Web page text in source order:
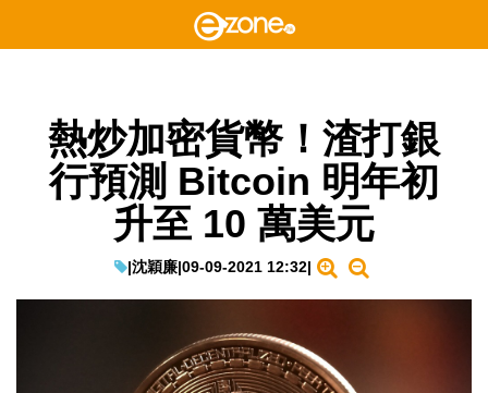
熱炒加密貨幣！渣打銀
行預測 Bitcoin 明年初
升至 10 萬美元
|沈穎廉|09-09-2021 12:32|